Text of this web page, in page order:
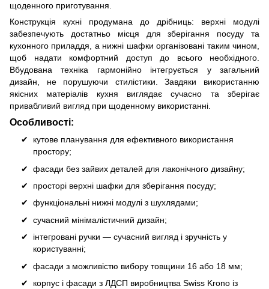
щоденного приготування.
Конструкція кухні продумана до дрібниць: верхні модулі
забезпечують достатньо місця для зберігання посуду та
кухонного приладдя, а нижні шафки організовані таким чином,
щоб надати комфортний доступ до всього необхідного.
Вбудована техніка гармонійно інтегрується у загальний
дизайн, не порушуючи стилістики. Завдяки використанню
якісних матеріалів кухня виглядає сучасно та зберігає
привабливий вигляд при щоденному використанні.
Особливості:
кутове планування для ефективного використання
простору;
фасади без зайвих деталей для лаконічного дизайну;
просторі верхні шафки для зберігання посуду;
функціональні нижні модулі з шухлядами;
сучасний мінімалістичний дизайн;
інтегровані ручки — сучасний вигляд і зручність у
користуванні;
фасади з можливістю вибору товщини 16 або 18 мм;
корпус і фасади з ЛДСП виробництва Swiss Krono із